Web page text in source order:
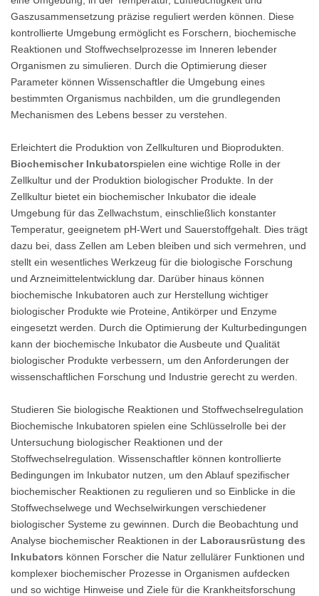
Gaszusammensetzung präzise reguliert werden können. Diese
kontrollierte Umgebung ermöglicht es Forschern, biochemische
Reaktionen und Stoffwechselprozesse im Inneren lebender
Organismen zu simulieren. Durch die Optimierung dieser
Parameter können Wissenschaftler die Umgebung eines
bestimmten Organismus nachbilden, um die grundlegenden
Mechanismen des Lebens besser zu verstehen.
Erleichtert die Produktion von Zellkulturen und Bioprodukten.
Biochemischer Inkubatorspielen eine wichtige Rolle in der
Zellkultur und der Produktion biologischer Produkte. In der
Zellkultur bietet ein biochemischer Inkubator die ideale
Umgebung für das Zellwachstum, einschließlich konstanter
Temperatur, geeignetem pH-Wert und Sauerstoffgehalt. Dies trägt
dazu bei, dass Zellen am Leben bleiben und sich vermehren, und
stellt ein wesentliches Werkzeug für die biologische Forschung
und Arzneimittelentwicklung dar. Darüber hinaus können
biochemische Inkubatoren auch zur Herstellung wichtiger
biologischer Produkte wie Proteine, Antikörper und Enzyme
eingesetzt werden. Durch die Optimierung der Kulturbedingungen
kann der biochemische Inkubator die Ausbeute und Qualität
biologischer Produkte verbessern, um den Anforderungen der
wissenschaftlichen Forschung und Industrie gerecht zu werden.
Studieren Sie biologische Reaktionen und Stoffwechselregulation
Biochemische Inkubatoren spielen eine Schlüsselrolle bei der
Untersuchung biologischer Reaktionen und der
Stoffwechselregulation. Wissenschaftler können kontrollierte
Bedingungen im Inkubator nutzen, um den Ablauf spezifischer
biochemischer Reaktionen zu regulieren und so Einblicke in die
Stoffwechselwege und Wechselwirkungen verschiedener
biologischer Systeme zu gewinnen. Durch die Beobachtung und
Analyse biochemischer Reaktionen in der Laborausrüstung des
Inkubators können Forscher die Natur zellulärer Funktionen und
komplexer biochemischer Prozesse in Organismen aufdecken
und so wichtige Hinweise und Ziele für die Krankheitsforschung